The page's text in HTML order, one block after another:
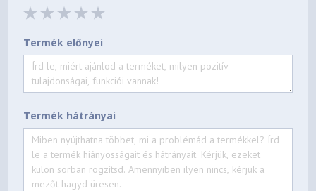
Termék előnyei
Termék hátrányai